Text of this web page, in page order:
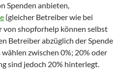
Spenden anbieten,
(gleicher Betreiber wie bei
von shopforhelp können selbst
Betreiber abzüglich der Spende
zwischen 0%; 20% oder
sind jedoch 20% hinterlegt.